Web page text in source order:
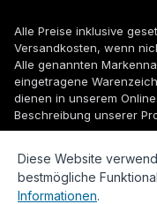
Alle Preise inklusive
Versandkosten, wenn
Alle genannten
eingetragene
dienen in unserem
Beschreibung unserer
© 2026 WUH24.de -
Sanitärtechnik GmbH
Diese Website
bestmögliche
Informationen.